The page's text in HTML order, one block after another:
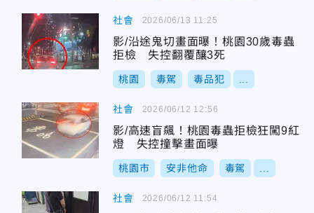
社會
影/沿途鬼切畫面曝！桃園30歲毒蟲
拒檢 失控翻覆釀3死
桃園 毒駕 毒品犯
2026/06/13 11:25
社會
影/高速盲飆！桃園毒蟲拒檢狂闖9紅
燈 失控撞擊畫面曝
桃園市 安非他命 毒駕
2026/06/12 12:56
社會 2026/06/12 11:54